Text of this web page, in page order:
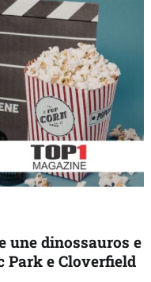
une dinossauros e
Park e Cloverfield